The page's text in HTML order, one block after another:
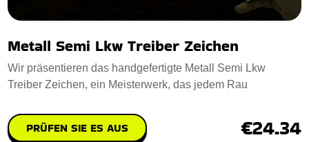
Metall Semi Lkw Treiber Zeichen
Wir präsentieren das handgefertigte Metall Semi Lkw
Treiber Zeichen, ein Meisterwerk, das jedem Rau
PRÜFEN SIE ES AUS €24.34